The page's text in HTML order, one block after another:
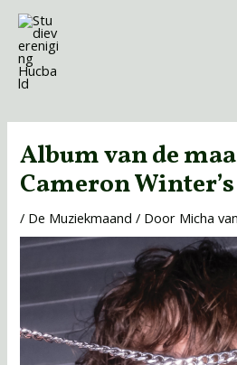
naar
inhoud
Album van de
Cameron
/ De Muziekmaand / Door Micha